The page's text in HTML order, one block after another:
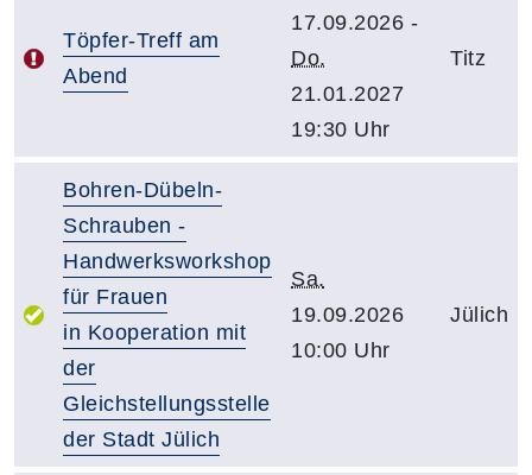
Töpfer-Treff am
Abend
17.09.2026 -
Do.
21.01.2027
19:30 Uhr
Titz
Bohren-Dübeln-
Schrauben -
Handwerksworkshop
für Frauen
in Kooperation mit
der
Gleichstellungsstelle
der Stadt Jülich
Sa.
19.09.2026
10:00 Uhr
Jülich